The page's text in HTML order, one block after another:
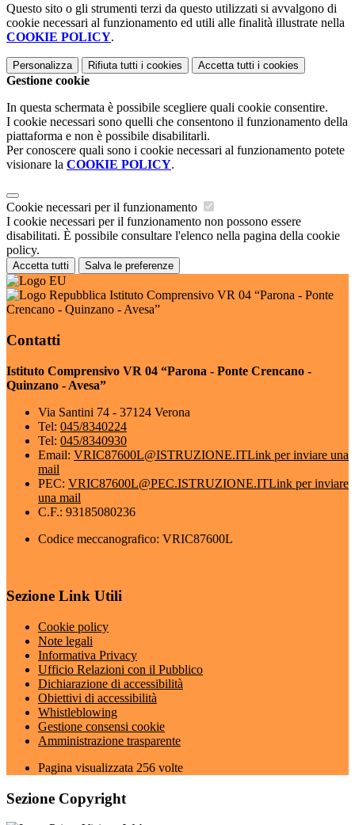
Questo sito o gli strumenti terzi da questo utilizzati si avvalgono di
cookie necessari al funzionamento ed utili alle finalità illustrate nella
COOKIE POLICY.
Personalizza Rifiuta tutti i cookies Accetta tutti i cookies
Gestione cookie
In questa schermata è possibile scegliere quali cookie consentire.
I cookie necessari sono quelli che consentono il funzionamento della
piattaforma e non è possibile disabilitarli.
Per conoscere quali sono i cookie necessari al funzionamento potete
visionare la COOKIE POLICY.
Cookie necessari per il funzionamento
I cookie necessari per il funzionamento non possono essere
disabilitati. È possibile consultare l'elenco nella pagina della cookie
policy.
Accetta tutti Salva le preferenze
Istituto Comprensivo VR 04 “Parona - Ponte
Crencano - Quinzano - Avesa”
Contatti
Istituto Comprensivo VR 04 “Parona - Ponte Crencano -
Quinzano - Avesa”
Via Santini 74 - 37124 Verona
Tel: 045/8340224
Tel: 045/8340930
Email: VRIC87600L@ISTRUZIONE.ITLink per inviare una
mail
PEC: VRIC87600L@PEC.ISTRUZIONE.ITLink per inviare
una mail
C.F.: 93185080236
Codice meccanografico: VRIC87600L
Sezione Link Utili
Cookie policy
Note legali
Informativa Privacy
Ufficio Relazioni con il Pubblico
Dichiarazione di accessibilità
Obiettivi di accessibilità
Whistleblowing
Gestione consensi cookie
Amministrazione trasparente
Pagina visualizzata 256 volte
Sezione Copyright